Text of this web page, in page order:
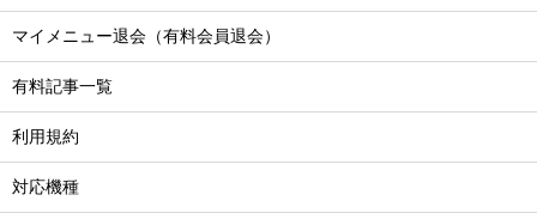
マイメニュー退会（有料会員退会）
有料記事一覧
利用規約
対応機種